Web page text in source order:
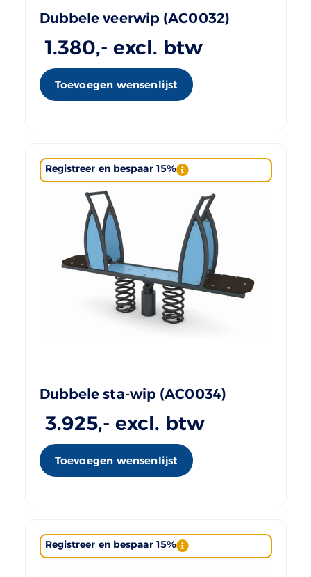
Dubbele veerwip (AC0032)
1.380,- excl. btw
Toevoegen wensenlijst
Registreer en bespaar 15%
Dubbele sta-wip (AC0034)
3.925,- excl. btw
Toevoegen wensenlijst
Registreer en bespaar 15%